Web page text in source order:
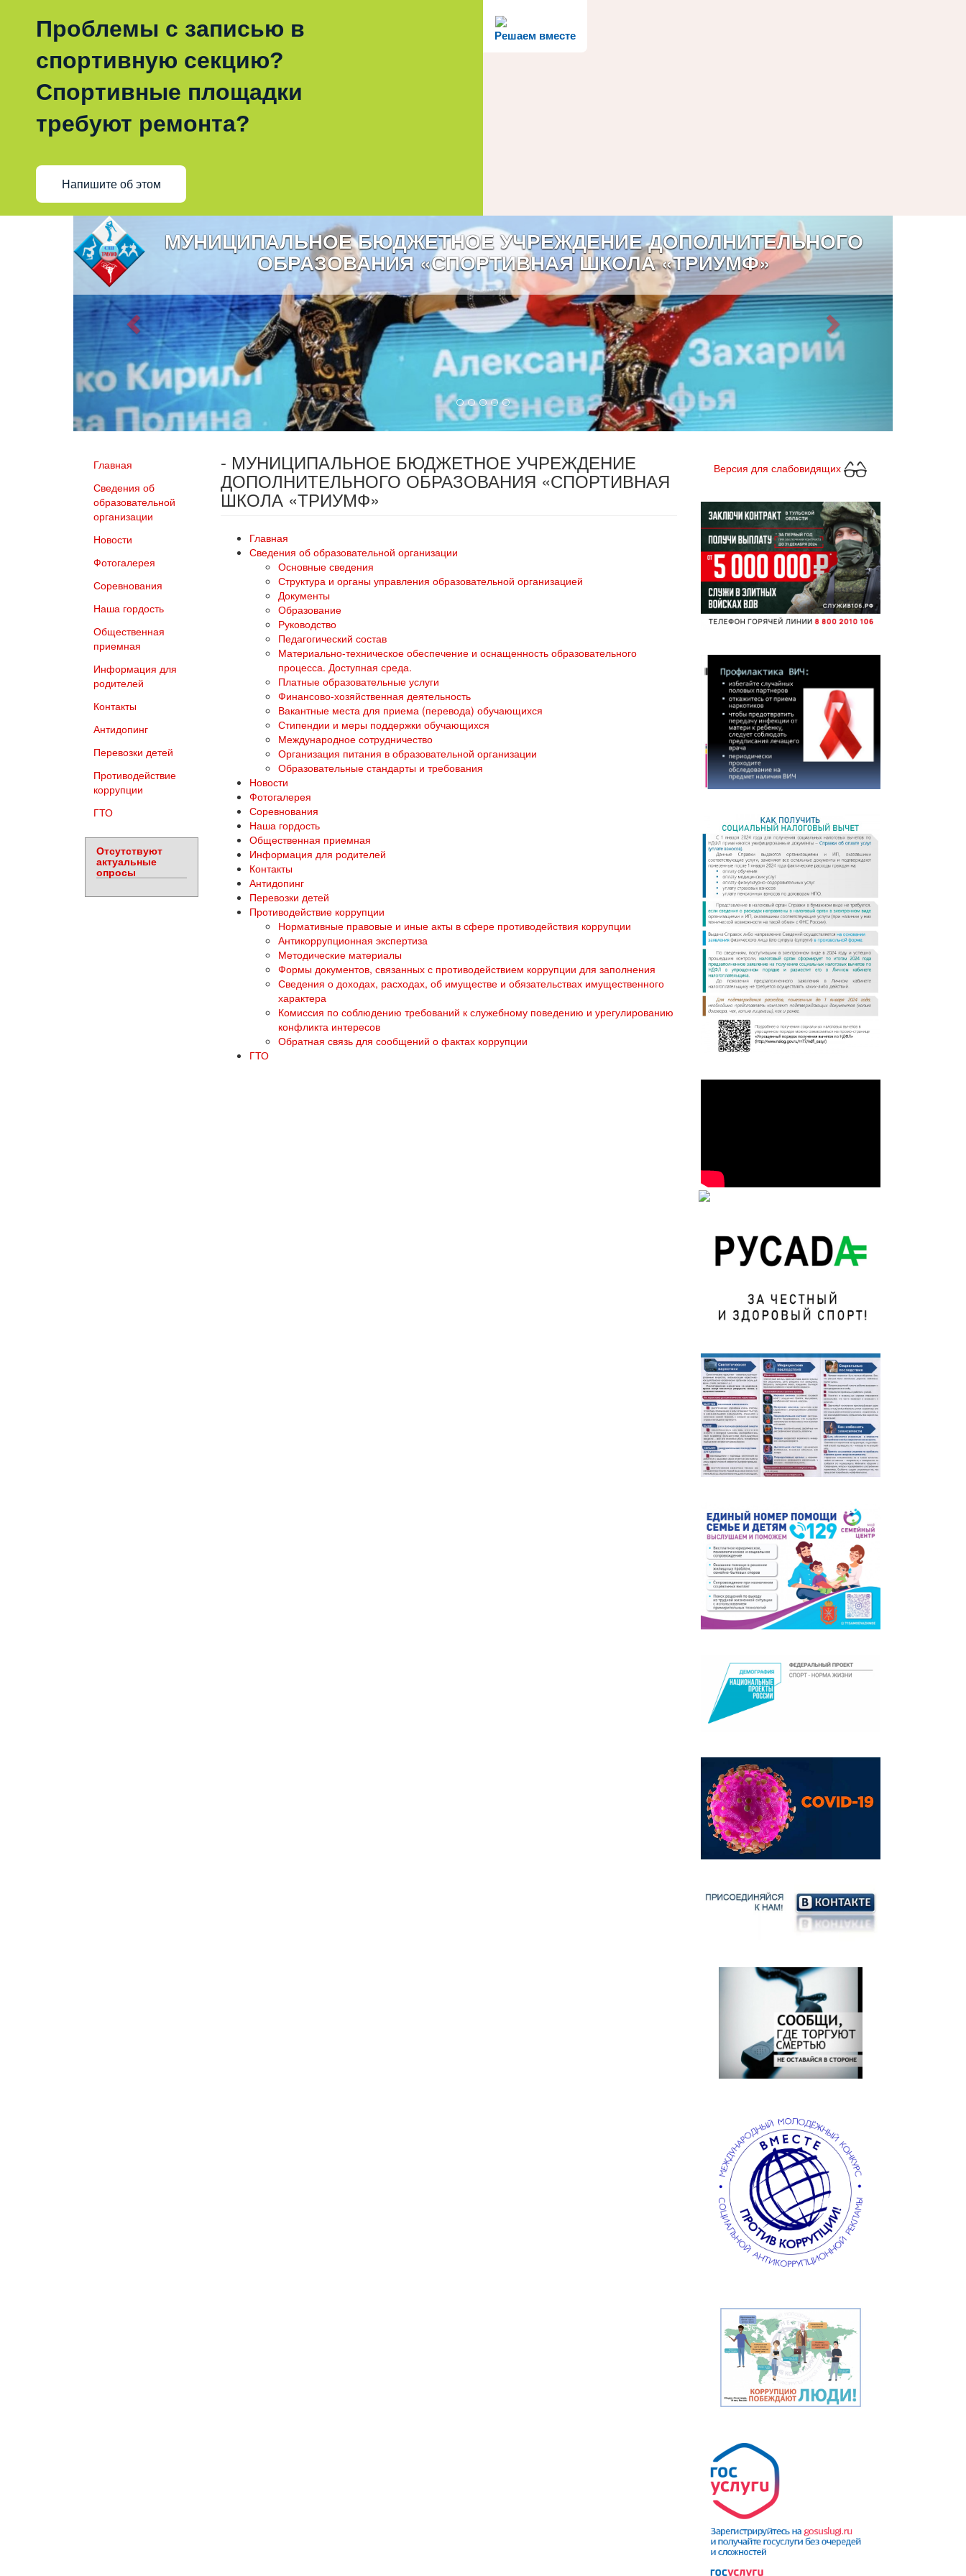
Решаем вместе
Проблемы с записью в
спортивную секцию?
Спортивные площадки
требуют ремонта?
Напишите об этом
МУНИЦИПАЛЬНОЕ БЮДЖЕТНОЕ УЧРЕЖДЕНИЕ ДОПОЛНИТЕЛЬНОГО
ОБРАЗОВАНИЯ «СПОРТИВНАЯ ШКОЛА «ТРИУМФ»
Главная
Сведения об
образовательной
организации
Новости
Фотогалерея
Соревнования
Наша гордость
Общественная
приемная
Информация для
родителей
Контакты
Антидопинг
Перевозки детей
Противодействие
коррупции
ГТО
Отсутствуют
актуальные
опросы
- МУНИЦИПАЛЬНОЕ БЮДЖЕТНОЕ УЧРЕЖДЕНИЕ
ДОПОЛНИТЕЛЬНОГО ОБРАЗОВАНИЯ «СПОРТИВНАЯ
ШКОЛА «ТРИУМФ»
Главная
Сведения об образовательной организации
Основные сведения
Структура и органы управления образовательной организацией
Документы
Образование
Руководство
Педагогический состав
Материально-техническое обеспечение и оснащенность образовательного
процесса. Доступная среда.
Платные образовательные услуги
Финансово-хозяйственная деятельность
Вакантные места для приема (перевода) обучающихся
Стипендии и меры поддержки обучающихся
Международное сотрудничество
Организация питания в образовательной организации
Образовательные стандарты и требования
Новости
Фотогалерея
Соревнования
Наша гордость
Общественная приемная
Информация для родителей
Контакты
Антидопинг
Перевозки детей
Противодействие коррупции
Нормативные правовые и иные акты в сфере противодействия коррупции
Антикоррупционная экспертиза
Методические материалы
Формы документов, связанных с противодействием коррупции для заполнения
Сведения о доходах, расходах, об имуществе и обязательствах имущественного
характера
Комиссия по соблюдению требований к служебному поведению и урегулированию
конфликта интересов
Обратная связь для сообщений о фактах коррупции
ГТО
Версия для слабовидящих